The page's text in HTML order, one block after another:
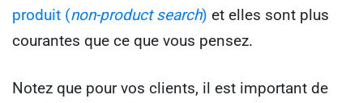
produit (non-product search) et elles sont plus
courantes que ce que vous pensez.
Notez que pour vos clients, il est important de